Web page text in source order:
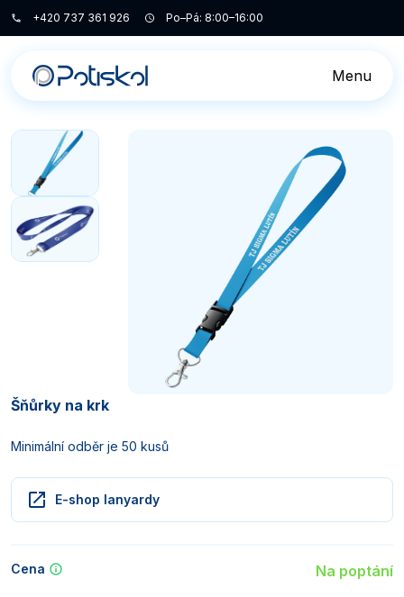
+420 737 361 926 Po–Pá: 8:00–16:00
Menu
Šňůrky na krk
Minimální odběr je 50 kusů
E-shop lanyardy
Cena Na poptání